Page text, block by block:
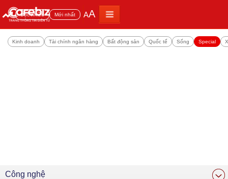
Đọc nhiều Mới nhất AA
Kinh doanh Tài chính ngân hàng Bất động sản Quốc tế Sống Special
Công nghệ